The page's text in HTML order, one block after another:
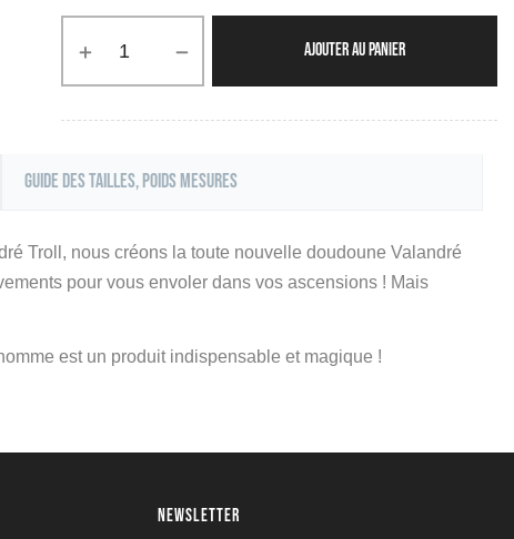
AJOUTER AU PANIER
Guide des tailles, poids mesures
Troll, nous créons la toute nouvelle doudoune Valandré
pour vous envoler dans vos ascensions ! Mais
est un produit indispensable et magique !
NEWSLETTER